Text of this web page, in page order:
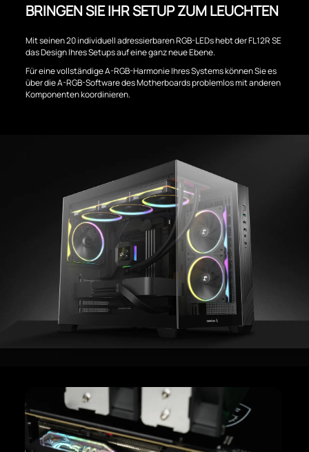
BRINGEN SIE IHR SETUP ZUM LEUCHTEN
Mit seinen 20 individuell adressierbaren RGB-LEDs hebt der FL12R SE
das Design Ihres Setups auf eine ganz neue Ebene.
Für eine vollständige A-RGB-Harmonie Ihres Systems können Sie es
über die A-RGB-Software des Motherboards problemlos mit anderen
Komponenten koordinieren.